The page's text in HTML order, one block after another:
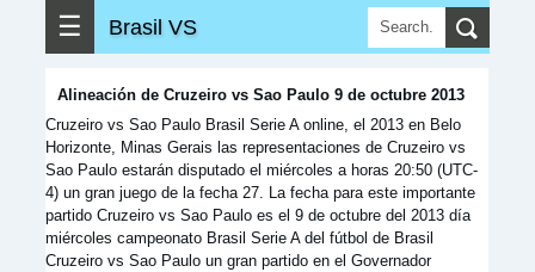
☰ Brasil VS
Alineación de Cruzeiro vs Sao Paulo 9 de octubre 2013
Cruzeiro vs Sao Paulo Brasil Serie A online, el 2013 en Belo
Horizonte, Minas Gerais las representaciones de Cruzeiro vs
Sao Paulo estarán disputado el miércoles a horas 20:50 (UTC-
4) un gran juego de la fecha 27. La fecha para este importante
partido Cruzeiro vs Sao Paulo es el 9 de octubre del 2013 día
miércoles campeonato Brasil Serie A del fútbol de Brasil
Cruzeiro vs Sao Paulo un gran partido en el Governador